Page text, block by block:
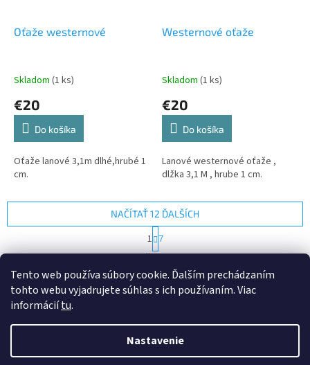
Tento web používa súbory cookie. Ďalším prechádzaním
tohto webu vyjadrujete súhlas s ich používaním. Viac
informáciítu.
Nastavenie
Oťaže westernové
Skladom (1 ks)
€20
Do košíka
Oťaže lanové 3,1m dlhé,hrubé 1
cm.
Westernové oťaže
Skladom (1 ks)
€20
Do košíka
Lanové westernové oťaže ,
dlžka 3,1 M , hrube 1 cm.
O
l
á
c
i
e
NAČÍTAŤ 12 ĎALŠÍCH
t
r
n
k
a
n
e
1 7
80položiek celkom
HORE
Vytvoril Shoptet